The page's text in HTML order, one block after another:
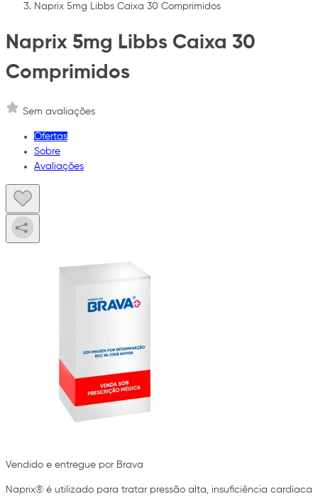
Naprix 5mg Libbs Caixa 30 Comprimidos
Naprix 5mg Libbs Caixa 30
Comprimidos
Sem avaliações
Ofertas
Sobre
Avaliações
Vendido e entregue por Brava
Naprix® é utilizado para tratar pressão alta, insuficiência cardíaca